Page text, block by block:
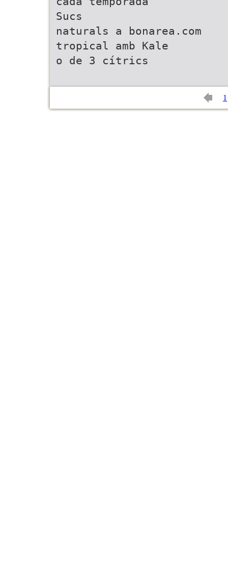
Sucs
naturals a bonarea.com
tropical amb Kale
o de 3 cítrics
1